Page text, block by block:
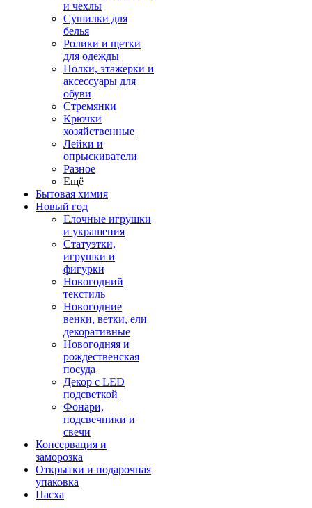
и чехлы
Сушилки для
белья
Ролики и щетки
для одежды
Полки, этажерки и
аксессуары для
обуви
Стремянки
Крючки
хозяйственные
Лейки и
опрыскиватели
Разное
Ещё
Бытовая химия
Новый год
Елочные игрушки
и украшения
Статуэтки,
игрушки и
фигурки
Новогодний
текстиль
Новогодние
венки, ветки, ели
декоративные
Новогодняя и
рождественская
посуда
Декор с LED
подсветкой
Фонари,
подсвечники и
свечи
Консервация и
заморозка
Открытки и подарочная
упаковка
Пасха